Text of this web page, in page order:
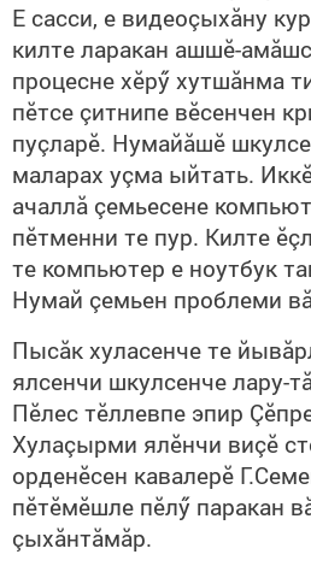
Е сасси, е видеоçыхăну
килте ларакан ашшӗ-
процесне хӗрӳ хутшăнма
пӗтсе çитнипе вӗсенчен
пуçларӗ. Нумайăшӗ
маларах уçма ыйтать.
ачаллă çемьесене
пӗтменни те пур. Килте
те компьютер е ноутбук
Нумай çемьен проблеми
Пысăк хуласенче те
ялсенчи шкулсенче лару-
Пӗлес тӗллевпе эпир
Хулаçырми ялӗнчи виçӗ
орденӗсен кавалерӗ
пӗтӗмӗшле пӗлӳ паракан
çыхăнтăмăр.